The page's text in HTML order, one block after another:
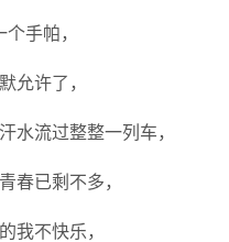
手帕，
允许了，
水流过整整一列车，
春已剩不多，
我不快乐，